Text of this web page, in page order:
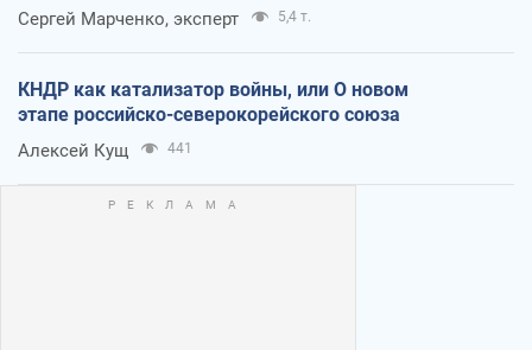
Сергей Марченко, эксперт 5,4 т.
КНДР как катализатор войны, или О новом
этапе российско-северокорейского союза
Алексей Кущ 441